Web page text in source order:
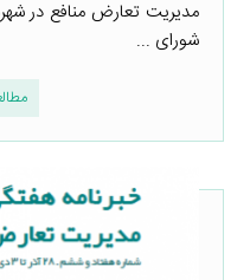
شورای ...